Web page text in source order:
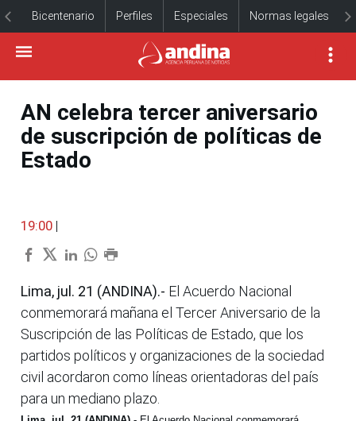
Bicentenario Perfiles Especiales Normas legales
AN celebra tercer aniversario
de suscripción de políticas de
Estado
19:00 |
Lima, jul. 21 (ANDINA).- El Acuerdo Nacional
conmemorará mañana el Tercer Aniversario de la
Suscripción de las Políticas de Estado, que los
partidos políticos y organizaciones de la sociedad
civil acordaron como líneas orientadoras del país
para un mediano plazo.